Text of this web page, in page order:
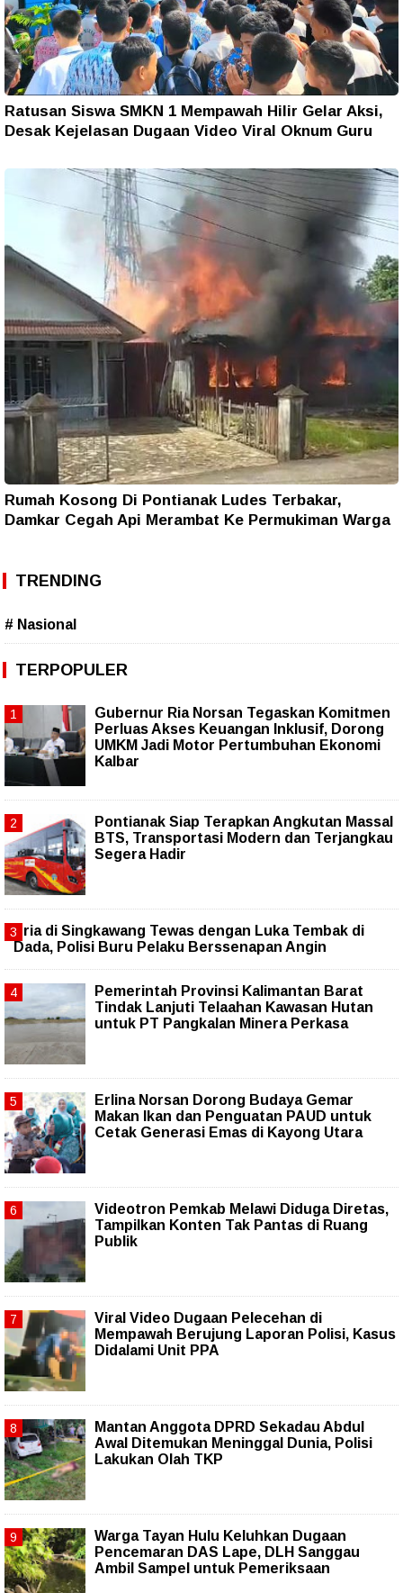
Ratusan Siswa SMKN 1 Mempawah Hilir Gelar Aksi,
Desak Kejelasan Dugaan Video Viral Oknum Guru
Rumah Kosong Di Pontianak Ludes Terbakar,
Damkar Cegah Api Merambat Ke Permukiman Warga
TRENDING
# Nasional
TERPOPULER
Gubernur Ria Norsan Tegaskan Komitmen
Perluas Akses Keuangan Inklusif, Dorong
UMKM Jadi Motor Pertumbuhan Ekonomi
Kalbar
Pontianak Siap Terapkan Angkutan Massal
BTS, Transportasi Modern dan Terjangkau
Segera Hadir
Pria di Singkawang Tewas dengan Luka Tembak di
Dada, Polisi Buru Pelaku Berssenapan Angin
Pemerintah Provinsi Kalimantan Barat
Tindak Lanjuti Telaahan Kawasan Hutan
untuk PT Pangkalan Minera Perkasa
Erlina Norsan Dorong Budaya Gemar
Makan Ikan dan Penguatan PAUD untuk
Cetak Generasi Emas di Kayong Utara
Videotron Pemkab Melawi Diduga Diretas,
Tampilkan Konten Tak Pantas di Ruang
Publik
Viral Video Dugaan Pelecehan di
Mempawah Berujung Laporan Polisi, Kasus
Didalami Unit PPA
Mantan Anggota DPRD Sekadau Abdul
Awal Ditemukan Meninggal Dunia, Polisi
Lakukan Olah TKP
Warga Tayan Hulu Keluhkan Dugaan
Pencemaran DAS Lape, DLH Sanggau
Ambil Sampel untuk Pemeriksaan